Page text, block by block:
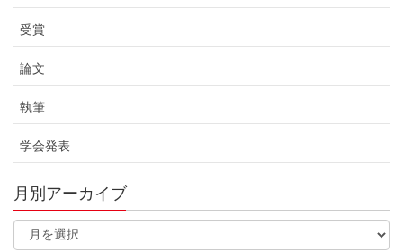
受賞
論文
執筆
学会発表
月別アーカイブ